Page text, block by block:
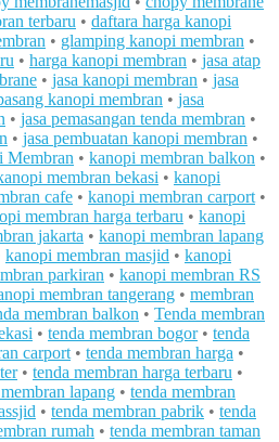
terbaru • daftara harga kanopi
• glamping kanopi membran •
• harga kanopi membran • jasa atap
• jasa kanopi membran • jasa
kanopi membran • jasa
• jasa pemasangan tenda membran •
• jasa pembuatan kanopi membran •
Membran • kanopi membran balkon •
membran bekasi • kanopi
cafe • kanopi membran carport •
membran harga terbaru • kanopi
jakarta • kanopi membran lapang
kanopi membran masjid • kanopi
parkiran • kanopi membran RS
membran tangerang • membran
membran balkon • Tenda membran
• tenda membran bogor• tenda
carport • tenda membran harga •
• tenda membran harga terbaru •
lapang • tenda membran
• tenda membran pabrik • tenda
rumah • tenda membran taman